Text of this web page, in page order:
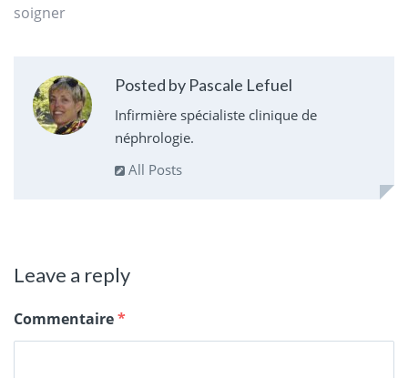
soigner
Posted by Pascale Lefuel
Infirmière spécialiste clinique de
néphrologie.
All Posts
Leave a reply
Commentaire*